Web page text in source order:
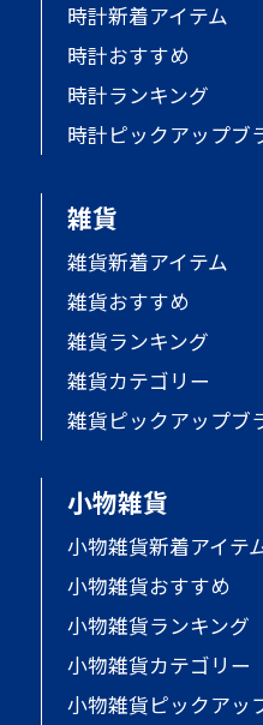
時計新着アイテム
時計おすすめ
時計ランキング
時計ピックアップブ
雑貨
雑貨新着アイテム
雑貨おすすめ
雑貨ランキング
雑貨カテゴリー
雑貨ピックアップブ
小物雑貨
小物雑貨新着アイテ
小物雑貨おすすめ
小物雑貨ランキング
小物雑貨カテゴリー
小物雑貨ピックアッ